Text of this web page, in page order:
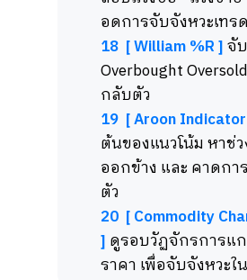
อดการจับจังหวะเทรด
18 [ William %R ]จั
Overbought
กลับตัว
19 [ Aroon
ต้นของแนวโน้ม หาช่
ออกข้าง และ คาดก
ตัว
20 [ Commodity
] ดูรอบวัฏจักรการแ
ราคา เพื่อจับจังหวะใ